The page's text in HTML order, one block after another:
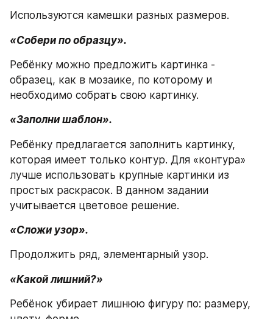
Используются камешки разных размеров.
«Собери по образцу».
Ребёнку можно предложить картинка -
образец, как в мозаике, по которому и
необходимо собрать свою картинку.
«Заполни шаблон».
Ребёнку предлагается заполнить картинку,
которая имеет только контур. Для «контура»
лучше использовать крупные картинки из
простых раскрасок. В данном задании
учитывается цветовое решение.
«Сложи узор».
Продолжить ряд, элементарный узор.
«Какой лишний?»
Ребёнок убирает лишнюю фигуру по: размеру,